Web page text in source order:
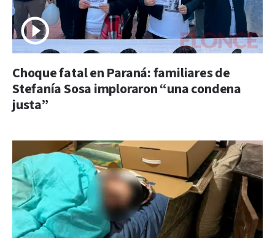
Choque fatal en Paraná: familiares de
Stefanía Sosa imploraron “una condena
justa”